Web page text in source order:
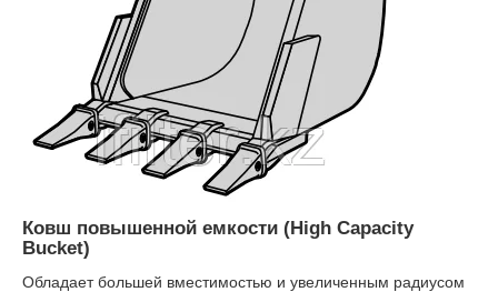
Ковш повышенной емкости (High Capacity
Bucket)
Обладает большей вместимостью и увеличенным радиусом